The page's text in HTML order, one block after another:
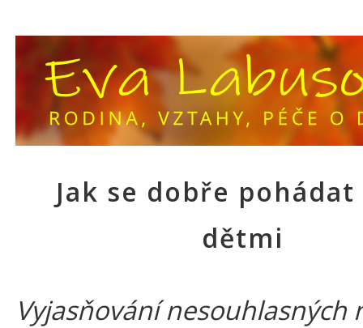
Jak se dobře
dětmi
Vyjasňování nesouhlasných